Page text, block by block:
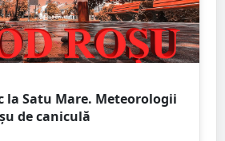
la Satu Mare. Meteorologii
de caniculă